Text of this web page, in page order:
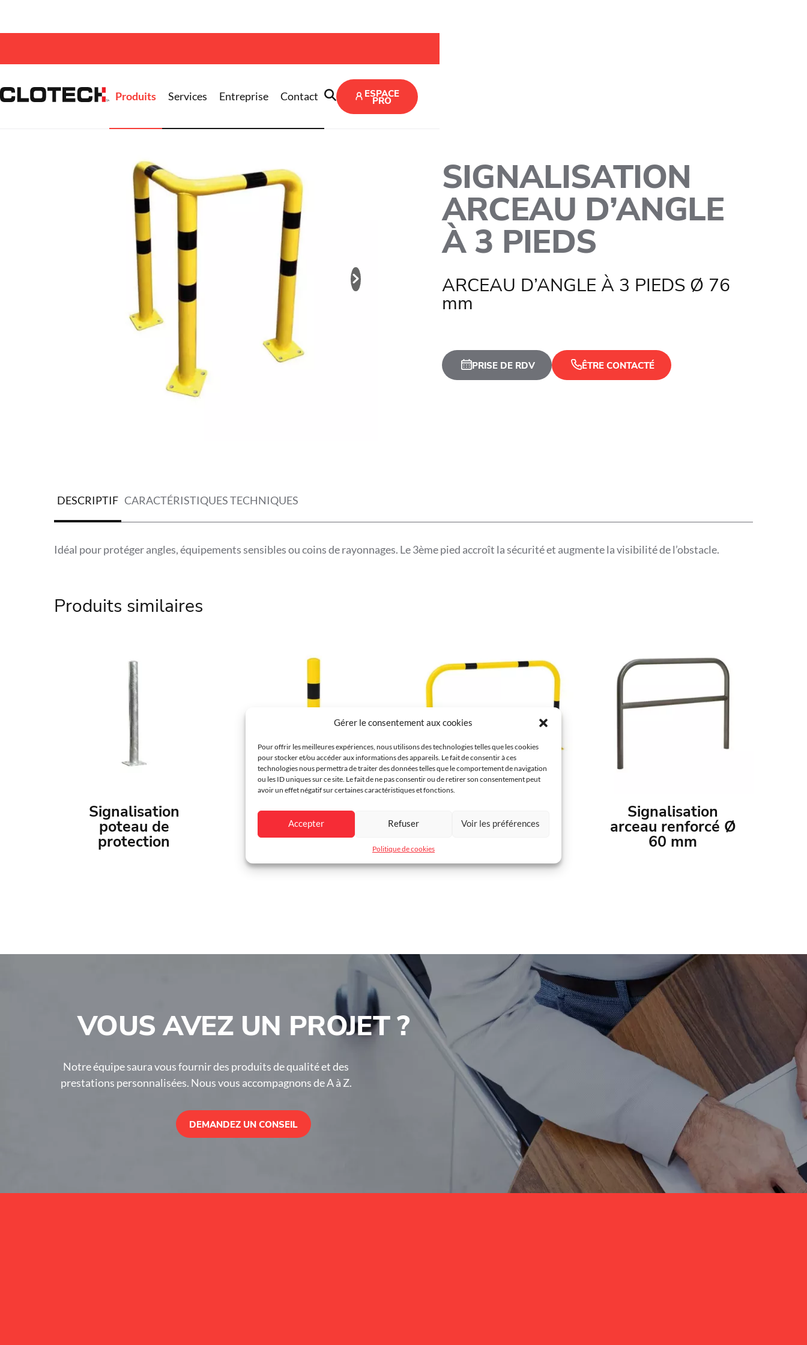
Gérer le consentement aux cookies
Pour offrir les meilleures expériences, nous utilisons des technologies telles que les cookies
pour stocker et/ou accéder aux informations des appareils. Le fait de consentir à ces
technologies nous permettra de traiter des données telles que le comportement de navigation
ou les ID uniques sur ce site. Le fait de ne pas consentir ou de retirer son consentement peut
avoir un effet négatif sur certaines caractéristiques et fonctions.
Accepter Refuser Voir les préférences
Politique de cookies
Produits Services Entreprise Contact ESPACE
PRO
Accueil >Produits > Mobilier urbain > Signalisation arceau d’angle à 3 pieds
SIGNALISATION
ARCEAU D’ANGLE
À 3 PIEDS
ARCEAU D’ANGLE À 3 PIEDS Ø 76
mm
PRISE DE RDV ÊTRE CONTACTÉ
DESCRIPTIF CARACTÉRISTIQUES TECHNIQUES
Idéal pour protéger angles, équipements sensibles ou coins de rayonnages. Le 3ème pied accroît la sécurité et augmente la visibilité de l’obstacle.
Environnement
600 x ht 1200 mm
Produits similaires
Signalisation
poteau de
protection
Signalisation
poteau de
protection
arceau Ø 60 mm
Signalisation
arceau renforcé Ø
60 mm
VOUS AVEZ UN PROJET ?
Notre équipe saura vous fournir des produits de qualité et des
prestations personnalisées. Nous vous accompagnons de A à Z.
DEMANDEZ UN CONSEIL